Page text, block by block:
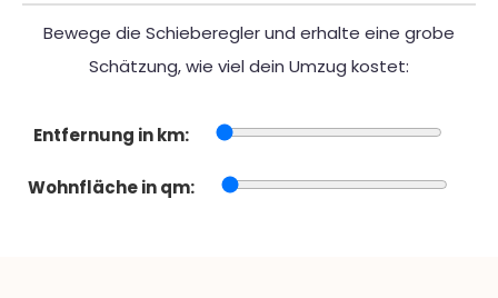
Bewege die Schieberegler und erhalte eine grobe
Schätzung, wie viel dein Umzug kostet:
Entfernung in km:
Wohnfläche in qm: